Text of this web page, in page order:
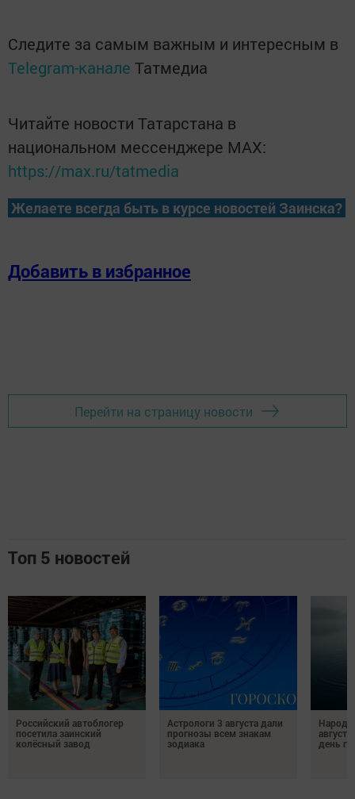
Следите за самым важным и интересным в
Telegram-канале Татмедиа
Читайте новости Татарстана в
национальном мессенджере MАХ:
https://max.ru/tatmedia
Желаете всегда быть в курсе новостей Заинска?
Добавить в избранное
Перейти на страницу новости
Топ 5 новостей
Российский автоблогер
посетила заинский
колёсный завод
Астрологи 3 августа дали
прогнозы всем знакам
зодиака
день